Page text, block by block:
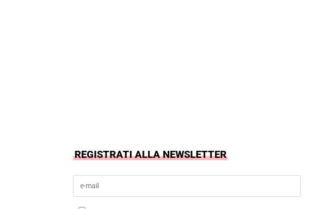
REGISTRATI ALLA NEWSLETTER